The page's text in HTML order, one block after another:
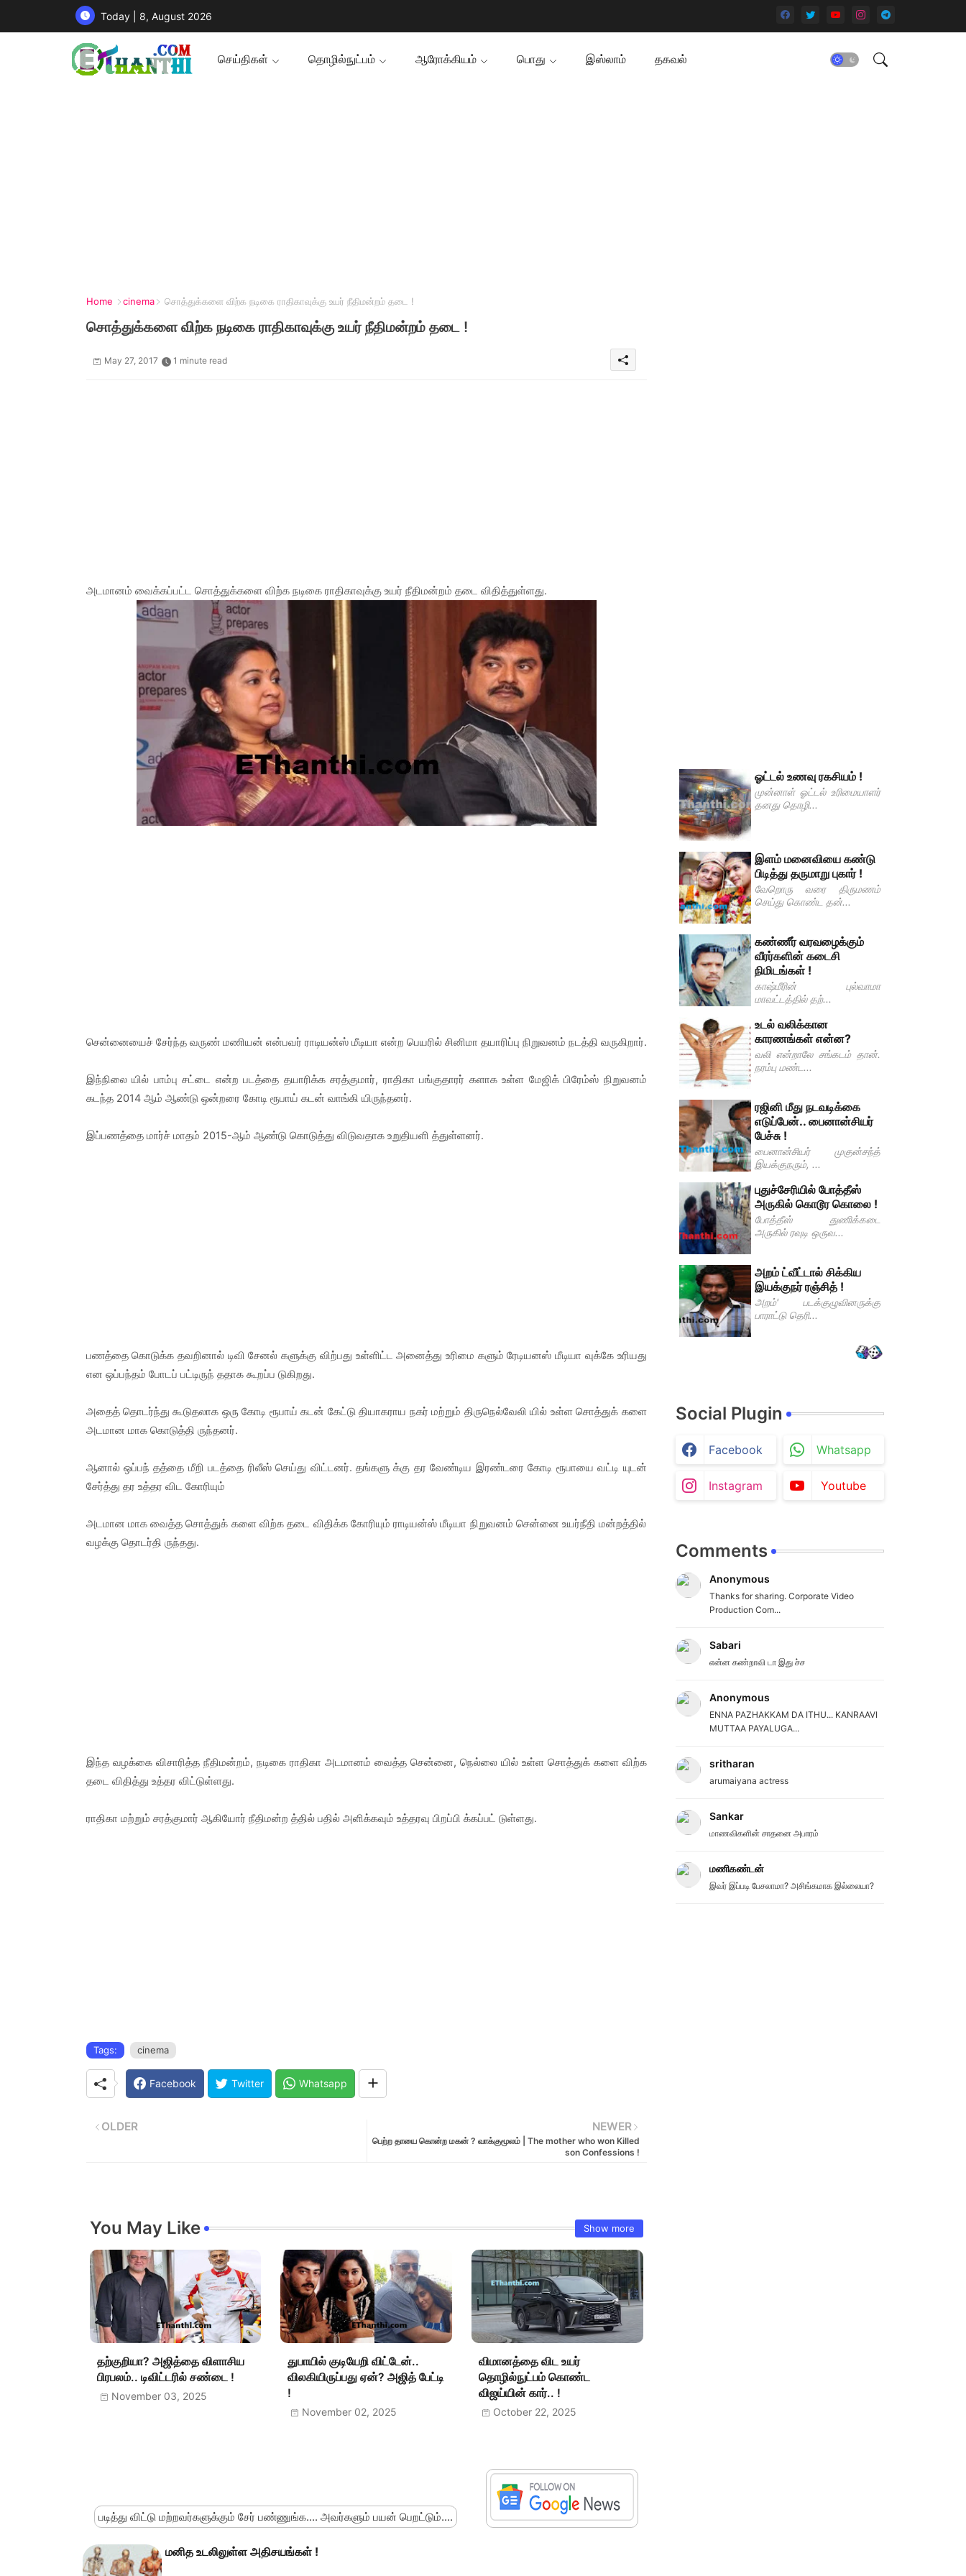
Today | 8, August 2026
செய்திகள் தொழில்நுட்பம் ஆரோக்கியம் பொது இஸ்லாம் தகவல்
Home cinema சொத்துக்களை விற்க நடிகை ராதிகாவுக்கு உயர் நீதிமன்றம் தடை !
சொத்துக்களை விற்க நடிகை ராதிகாவுக்கு உயர் நீதிமன்றம் தடை !
May 27, 2017 1 minute read
அடமானம் வைக்கப்பட்ட சொத்துக்களை விற்க நடிகை ராதிகாவுக்கு உயர் நீதிமன்றம் தடை விதித்துள்ளது.
சென்னையைச் சேர்ந்த வருண் மணியன் என்பவர் ராடியன்ஸ் மீடியா என்ற பெயரில் சினிமா தயாரிப்பு நிறுவனம் நடத்தி வருகிறார்.
இந்நிலை யில் பாம்பு சட்டை என்ற படத்தை தயாரிக்க சரத்குமார், ராதிகா பங்குதாரர் களாக உள்ள மேஜிக் பிரேம்ஸ் நிறுவனம்
கடந்த 2014 ஆம் ஆண்டு ஒன்றரை கோடி ரூபாய் கடன் வாங்கி யிருந்தனர்.
இப்பணத்தை மார்ச் மாதம் 2015-ஆம் ஆண்டு கொடுத்து விடுவதாக உறுதியளி த்துள்ளனர்.
பணத்தை கொடுக்க தவறினால் டிவி சேனல் களுக்கு விற்பது உள்ளிட்ட அனைத்து உரிமை களும் ரேடியனஸ் மீடியா வுக்கே உரியது
என ஒப்பந்தம் போடப் பட்டிருந் ததாக கூறப்ப டுகிறது.
அதைத் தொடர்ந்து கூடுதலாக ஒரு கோடி ரூபாய் கடன் கேட்டு தியாகராய நகர் மற்றும் திருநெல்வேலி யில் உள்ள சொத்துக் களை
அடமான மாக கொடுத்தி ருந்தனர்.
ஆனால் ஒப்பந் தத்தை மீறி படத்தை ரிலீஸ் செய்து விட்டனர். தங்களு க்கு தர வேண்டிய இரண்டரை கோடி ரூபாயை வட்டி யுடன்
சேர்த்து தர உத்தர விட கோரியும்
அடமான மாக வைத்த சொத்துக் களை விற்க தடை விதிக்க கோரியும் ராடியன்ஸ் மீடியா நிறுவனம் சென்னை உயர்நீதி மன்றத்தில்
வழக்கு தொடர்தி ருந்தது.
இந்த வழக்கை விசாரித்த நீதிமன்றம், நடிகை ராதிகா அடமானம் வைத்த சென்னை, நெல்லை யில் உள்ள சொத்துக் களை விற்க
தடை விதித்து உத்தர விட்டுள்ளது.
ராதிகா மற்றும் சரத்குமார் ஆகியோர் நீதிமன்ற த்தில் பதில் அளிக்கவும் உத்தரவு பிறப்பி க்கப்பட் டுள்ளது.
Tags: cinema
Facebook Twitter Whatsapp
NEWER
பெற்ற தாயை கொன்ற மகன் ? வாக்குமூலம் | The mother who won Killed
son Confessions !
OLDER
You May Like Show more
தற்குறியா? அஜித்தை விளாசிய
பிரபலம்.. டிவிட்டரில் சண்டை !
November 03, 2025
துபாயில் குடியேறி விட்டேன்..
விலகியிருப்பது ஏன்? அஜித் பேட்டி
!
November 02, 2025
விமானத்தை விட உயர்
தொழில்நுட்பம் கொண்ட
விஜய்யின் கார்.. !
October 22, 2025
படித்து விட்டு மற்றவர்களுக்கும் சேர் பண்ணுங்க.... அவர்களும் பயன் பெறட்டும்....
மனித உடலிலுள்ள அதிசயங்கள் !
ஓட்டல் உணவு ரகசியம் !
முன்னாள் ஓட்டல் உரிமையாளர்
தனது தொழி...
இளம் மனைவியை கண்டு
பிடித்து தருமாறு புகார் !
வேறொரு வரை திருமணம்
செய்து கொண்ட தன்...
கண்ணீர் வரவழைக்கும்
வீரர்களின் கடைசி
நிமிடங்கள் !
காஷ்மீரின் புல்வாமா
மாவட்டத்தில் தற்...
உடல் வலிக்கான
காரணங்கள் என்ன?
வலி என்றாலே சங்கடம் தான்.
நரம்பு மண்ட...
ரஜினி மீது நடவடிக்கை
எடுப்பேன்.. பைனான்சியர்
பேச்சு !
பைனான்சியர் முகுன்சந்த்
இயக்குநரும், ...
புதுச்சேரியில் போத்தீஸ்
அருகில் கொடூர கொலை !
போத்தீஸ் துணிக்கடை
அருகில் ரவுடி ஒருவ...
அறம் ட்வீட்டால் சிக்கிய
இயக்குநர் ரஞ்சித் !
அறம்' படக்குழுவினருக்கு
பாராட்டு தெரி...
Social Plugin
Facebook Whatsapp
Instagram Youtube
Comments
Anonymous
Thanks for sharing. Corporate Video
Production Com...
Sabari
என்ன கண்றாவி டா இது ச்ச
Anonymous
ENNA PAZHAKKAM DA ITHU... KANRAAVI
MUTTAA PAYALUGA...
sritharan
arumaiyana actress
Sankar
மாணவிகளின் சாதனை அபாரம்
மணிகண்டன்
இவர் இப்படி பேசலாமா? அசிங்கமாக இல்லையா?